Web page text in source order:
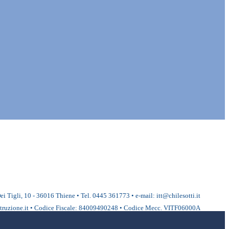
Tigli, 10 - 36016 Thiene • Tel. 0445 361773 • e-mail: itt@chilesotti.it
• Codice Fiscale: 84009490248 • Codice Mecc. VITF06000A